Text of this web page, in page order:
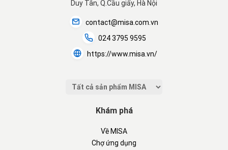
Duy Tân, Q.Cầu giấy, Hà Nội
contact@misa.com.vn
024 3795 9595
https://www.misa.vn/
Khám phá
Về MISA
Chợ ứng dụng